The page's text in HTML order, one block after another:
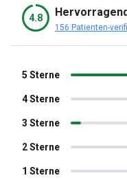
4.8
156 Patienten-
1 Sterne
2 Sterne
3 Sterne
4 Sterne
5 Sterne